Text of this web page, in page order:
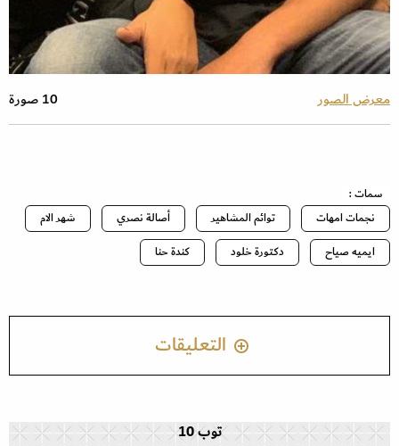
معرض الصور 10 صورة
سمات :
نجمات امهات
توائم المشاهير أصالة نصري
شهر الام
ايميه صياح
دكتورة خلود كندة حنا
التعليقات
توب 10